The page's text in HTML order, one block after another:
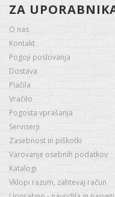
ZA
O nas
Kontakt
Pogoji poslovanja
Dostava
Plačila
Vračilo
Pogosta vprašanja
Serviserji
Zasebnost in piškotki
Varovanje osebnih podatkov
Katalogi
Vklopi razum, zahtevaj račun